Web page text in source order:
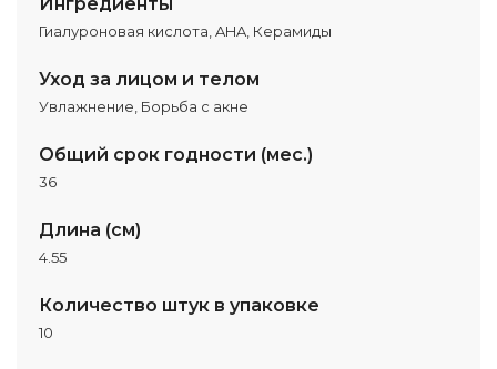
Гиалуроновая кислота, AHA, Керамиды
Уход за лицом и телом
Увлажнение, Борьба с акне
Общий срок годности (мес.)
36
Длина (см)
4.55
Количество штук в упаковке
10